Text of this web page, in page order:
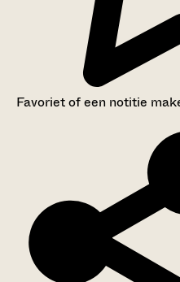
Favoriet of een notitie